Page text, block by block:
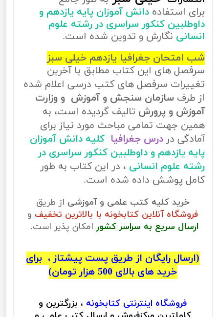
برای استفاده دانش آموزان پایه یازدهم و
داوطلبین کنکور سراسری در رشته علوم
انسانی نگارش و تدوین شده است.
شب امتحان جغرافیا یازدهم خیلی سبز
سرفصل های این کتاب مطابق با آخرین
تغییرات سرفصل های کتب درسی اعلام شده
از طرف سازمان سنجش و آموزش و وزارت
آموزش و پرورش تالیف گردیده است، به
همین جهت تمامی مباحث مورد نیاز برای
آمادگی در درس جغرافیا کلیه دانش آموزان
پایه یازدهم و داوطلبین کنکور سراسری در
رشته علوم انسانی ، در این کتاب به طور
کامل پوشش داده شده است.
خرید کلیه کتب علمی و آموزشی از طریق
فروشگاه آنلاین کتابخونه با بالاترین تخفیف و
ارسال سریع به سراسر کشور امکان پذیر است.
(ارسال رایگان از طریق پست پیشتاز ، برای
خرید های بالای 500 هزار تومان)
فروشگاه اینترنتی کتابخونه ، بزرگترین و